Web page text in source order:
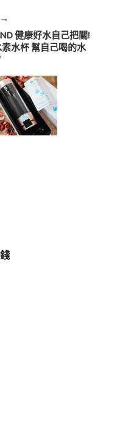
健康好水自己把關!
水杯 幫自己喝的水